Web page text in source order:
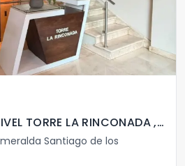
VENTA DE PRIMER NIVEL TORRE LA RINCONADA ,LA ESMERALDA
Santiago de los